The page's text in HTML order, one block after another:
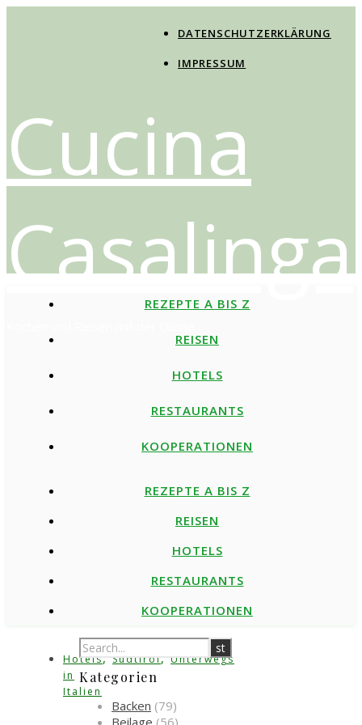
DATENSCHUTZERKLÄRUNG
IMPRESSUM
Cucina
Casalinga
REZEPTE A BIS Z
REISEN
HOTELS
RESTAURANTS
KOOPERATIONEN
REZEPTE A BIS Z
REISEN
HOTELS
RESTAURANTS
KOOPERATIONEN
Hotels, Südtirol , Unterwegs
in
Italien
Kategorien
Backen (79)